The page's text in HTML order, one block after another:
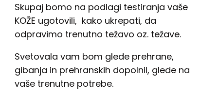
Skupaj bomo na podlagi testiranja vaše
KOŽE ugotovili, kako ukrepati, da
odpravimo trenutno težavo oz. težave.
Svetovala vam bom glede prehrane,
gibanja in prehranskih dopolnil, glede na
vaše trenutne potrebe.